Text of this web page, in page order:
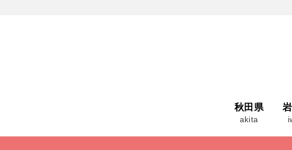
秋田県
akita